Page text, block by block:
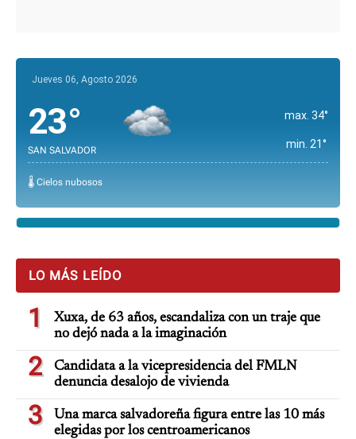
Jueves 06, Agosto 2026
23°
SAN SALVADOR
max. 34°
min. 21°
🌡️ Cielos nubosos
LO MÁS LEÍDO
1
Xuxa, de 63 años, escandaliza con un traje que
no dejó nada a la imaginación
2
Candidata a la vicepresidencia del FMLN
denuncia desalojo de vivienda
3
Una marca salvadoreña figura entre las 10 más
elegidas por los centroamericanos